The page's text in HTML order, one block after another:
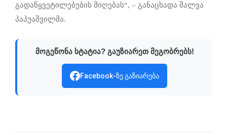
გადაწყვეტილებების მიღებას“, – განაცხადა შალვა
პაპუაშვილმა.
მოგეწონა სტატია? გაუზიარეთ მეგობრებს!
Facebook-ზე გაზიარება